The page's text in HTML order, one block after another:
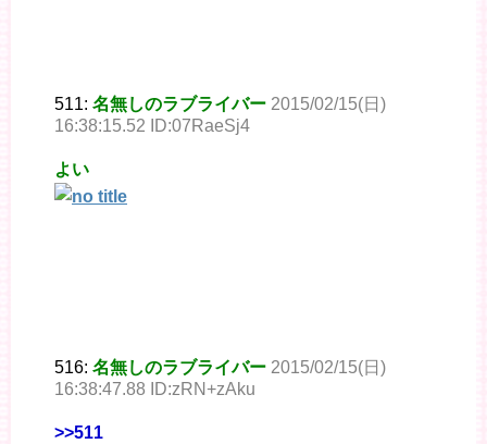
511: 名無しのラブライバー 2015/02/15(日)
16:38:15.52 ID:07RaeSj4
よい
516: 名無しのラブライバー 2015/02/15(日)
16:38:47.88 ID:zRN+zAku
>>511